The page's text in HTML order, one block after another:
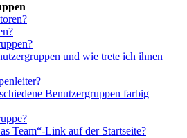
und wie trete ich ihnen
Benutzergruppen farbig
Team“-Link auf der Startseite?